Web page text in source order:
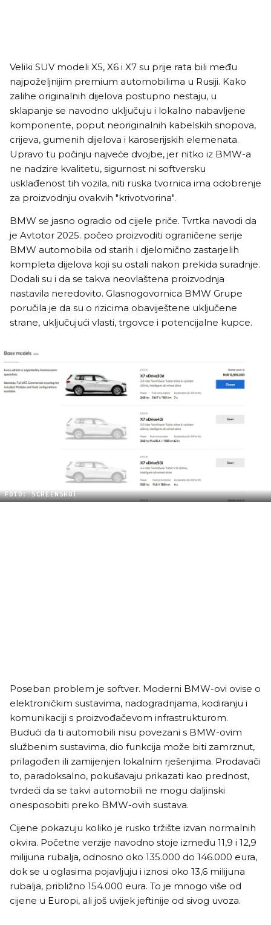
Veliki SUV modeli X5, X6 i X7 su prije rata bili među
najpoželjnijim premium automobilima u Rusiji. Kako
zalihe originalnih dijelova postupno nestaju, u
sklapanje se navodno uključuju i lokalno nabavljene
komponente, poput neoriginalnih kabelskih snopova,
crijeva, gumenih dijelova i karoserijskih elemenata.
Upravo tu počinju najveće dvojbe, jer nitko iz BMW-a
ne nadzire kvalitetu, sigurnost ni softversku
usklađenost tih vozila, niti ruska tvornica ima odobrenje
za proizvodnju ovakvih "krivotvorina".
BMW se jasno ogradio od cijele priče. Tvrtka navodi da
je Avtotor 2025. počeo proizvoditi ograničene serije
BMW automobila od starih i djelomično zastarjelih
kompleta dijelova koji su ostali nakon prekida suradnje.
Dodali su i da se takva neovlaštena proizvodnja
nastavila neredovito. Glasnogovornica BMW Grupe
poručila je da su o rizicima obaviještene uključene
strane, uključujući vlasti, trgovce i potencijalne kupce.
FOTO: SCREENSHOT
Poseban problem je softver. Moderni BMW-ovi ovise o
elektroničkim sustavima, nadogradnjama, kodiranju i
komunikaciji s proizvođačevom infrastrukturom.
Budući da ti automobili nisu povezani s BMW-ovim
službenim sustavima, dio funkcija može biti zamrznut,
prilagođen ili zamijenjen lokalnim rješenjima. Prodavači
to, paradoksalno, pokušavaju prikazati kao prednost,
tvrdeći da se takvi automobili ne mogu daljinski
onesposobiti preko BMW-ovih sustava.
Cijene pokazuju koliko je rusko tržište izvan normalnih
okvira. Početne verzije navodno stoje između 11,9 i 12,9
milijuna rubalja, odnosno oko 135.000 do 146.000 eura,
dok se u oglasima pojavljuju i iznosi oko 13,6 milijuna
rubalja, približno 154.000 eura. To je mnogo više od
cijene u Europi, ali još uvijek jeftinije od sivog uvoza.